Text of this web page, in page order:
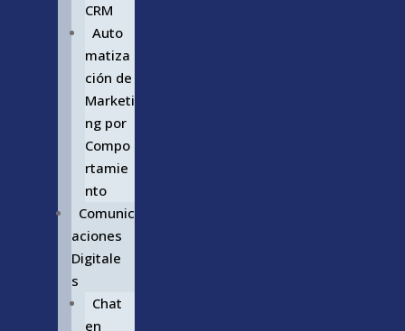
CRM
Auto
matiza
ción de
Marketi
ng por
Compo
rtamie
nto
Comunic
aciones
Digitale
s
Chat
en